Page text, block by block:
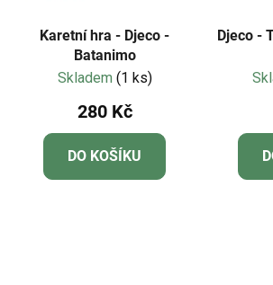
Karetní hra - Djeco -
Batanimo
Skladem (1 ks)
280 Kč
DO KOŠÍKU
Djeco -